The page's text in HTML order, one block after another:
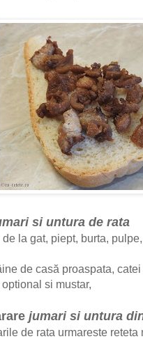
si untura de rata
la gat, piept, burta,
de casă proaspata,
si mustar,
jumari si untura
de rata urmareste reteta